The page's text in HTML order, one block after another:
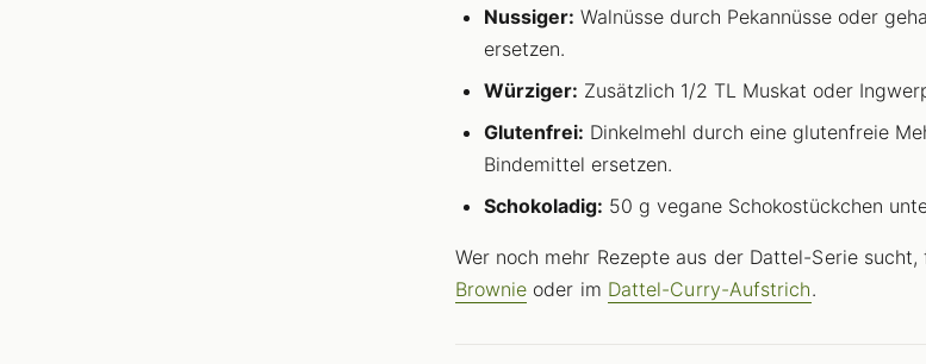
Nussiger: Walnüsse durch Pekannüsse oder
ersetzen.
Würziger: Zusätzlich 1/2 TL Muskat oder
Glutenfrei: Dinkelmehl durch eine glutenfreie
Bindemittel ersetzen.
Schokoladig: 50 g vegane Schokostückchen
Wer noch mehr Rezepte aus der Dattel-Serie
Brownie oder im Dattel-Curry-Aufstrich.